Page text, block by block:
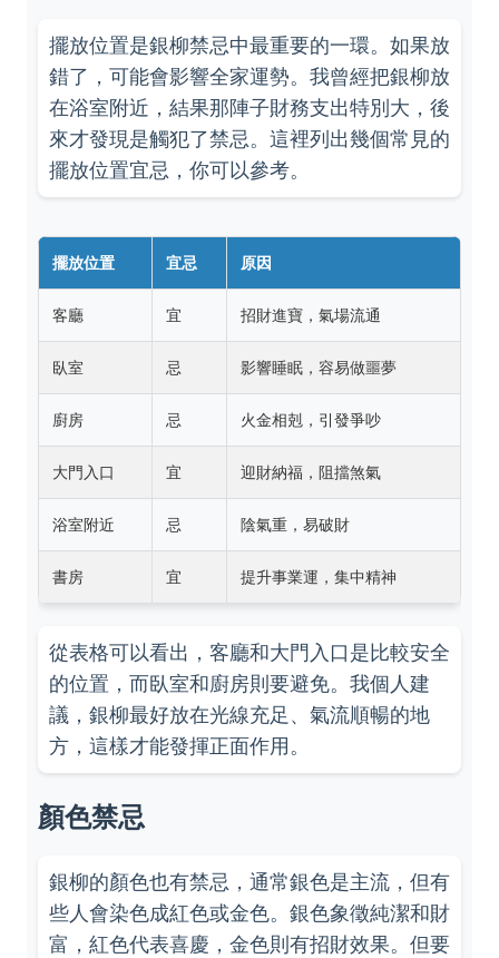
擺放位置是銀柳禁忌中最重要的一環。如果放
錯了，可能會影響全家運勢。我曾經把銀柳放
在浴室附近，結果那陣子財務支出特別大，後
來才發現是觸犯了禁忌。這裡列出幾個常見的
擺放位置宜忌，你可以參考。
擺放位置 宜忌 原因
客廳 宜 招財進寶，氣場流通
臥室 忌 影響睡眠，容易做噩夢
廚房 忌 火金相剋，引發爭吵
大門入口 宜 迎財納福，阻擋煞氣
浴室附近 忌 陰氣重，易破財
書房 宜 提升事業運，集中精神
從表格可以看出，客廳和大門入口是比較安全
的位置，而臥室和廚房則要避免。我個人建
議，銀柳最好放在光線充足、氣流順暢的地
方，這樣才能發揮正面作用。
顏色禁忌
銀柳的顏色也有禁忌，通常銀色是主流，但有
些人會染色成紅色或金色。銀色象徵純潔和財
富，紅色代表喜慶，金色則有招財效果。但要